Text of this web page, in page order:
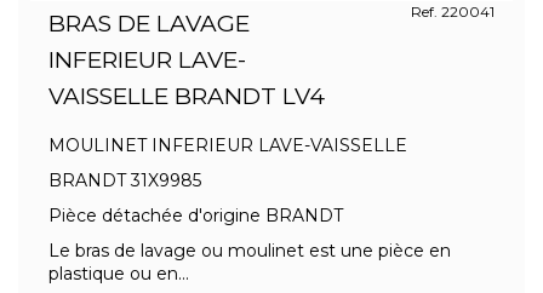
BRAS DE LAVAGE
INFERIEUR LAVE-
VAISSELLE BRANDT LV4
Ref. 220041
MOULINET INFERIEUR LAVE-VAISSELLE
BRANDT 31X9985
Pièce détachée d'origine BRANDT
Le bras de lavage ou moulinet est une pièce en
plastique ou en...